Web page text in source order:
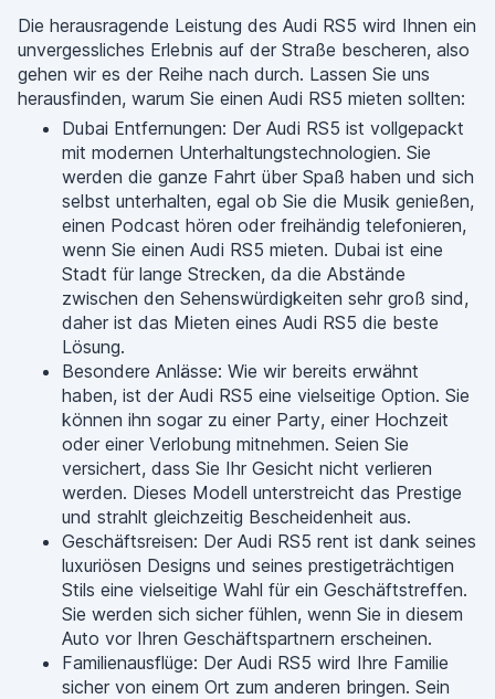
Die herausragende Leistung des Audi RS5 wird Ihnen ein
unvergessliches Erlebnis auf der Straße bescheren, also
gehen wir es der Reihe nach durch. Lassen Sie uns
herausfinden, warum Sie einen Audi RS5 mieten sollten:
Dubai Entfernungen: Der Audi RS5 ist vollgepackt
mit modernen Unterhaltungstechnologien. Sie
werden die ganze Fahrt über Spaß haben und sich
selbst unterhalten, egal ob Sie die Musik genießen,
einen Podcast hören oder freihändig telefonieren,
wenn Sie einen Audi RS5 mieten. Dubai ist eine
Stadt für lange Strecken, da die Abstände
zwischen den Sehenswürdigkeiten sehr groß sind,
daher ist das Mieten eines Audi RS5 die beste
Lösung.
Besondere Anlässe: Wie wir bereits erwähnt
haben, ist der Audi RS5 eine vielseitige Option. Sie
können ihn sogar zu einer Party, einer Hochzeit
oder einer Verlobung mitnehmen. Seien Sie
versichert, dass Sie Ihr Gesicht nicht verlieren
werden. Dieses Modell unterstreicht das Prestige
und strahlt gleichzeitig Bescheidenheit aus.
Geschäftsreisen: Der Audi RS5 rent ist dank seines
luxuriösen Designs und seines prestigeträchtigen
Stils eine vielseitige Wahl für ein Geschäftstreffen.
Sie werden sich sicher fühlen, wenn Sie in diesem
Auto vor Ihren Geschäftspartnern erscheinen.
Familienausflüge: Der Audi RS5 wird Ihre Familie
sicher von einem Ort zum anderen bringen. Sein